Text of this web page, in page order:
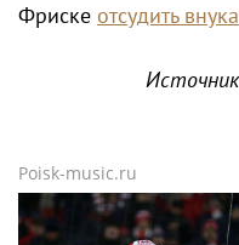
Фриске отсудить внука
Poisk-music.ru